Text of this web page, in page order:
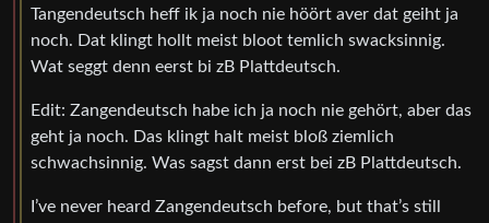
Tangendeutsch heff ik ja noch nie höört aver dat geiht ja
noch. Dat klingt hollt meist bloot temlich swacksinnig.
Wat seggt denn eerst bi zB Plattdeutsch.
Edit: Zangendeutsch habe ich ja noch nie gehört, aber das
geht ja noch. Das klingt halt meist bloß ziemlich
schwachsinnig. Was sagst dann erst bei zB Plattdeutsch.
I’ve never heard Zangendeutsch before, but that’s still